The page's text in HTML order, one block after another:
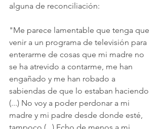
alguna de reconciliación:
"Me parece lamentable que tenga que
venir a un programa de televisión para
enterarme de cosas que mi madre no
se ha atrevido a contarme, me han
engañado y me han robado a
sabiendas de que lo estaban haciendo
(...) No voy a poder perdonar a mi
madre y mi padre desde donde esté,